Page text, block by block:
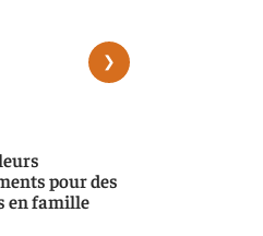
pour des
en famille